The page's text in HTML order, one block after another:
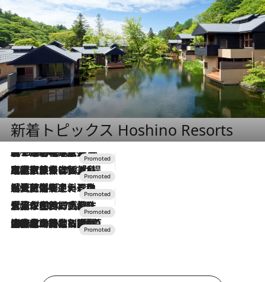
新着トピックス Hoshino Resorts
2026.8.7
【トンボの足水浴】ヒノキの香りに包まれて涼感マックス！約13℃の湧水かけ流しを避暑地「星野温泉 トンボの湯」で体験
2026.7.31
【ホテル帰省】という選択肢をOMOが提案。家族とほどよい距離を保つには「昼は実家、夜は気兼ねなくホテルで！」
2026.7.24
【夏限定ディナーコース】旬を迎える稚鮎や花ズッキーニなどをイタリア・トスカーナの郷土料理の手法で満喫！
2026.7.17
「土佐和ハーブかき氷」がOMO7高知に登場！生姜、山椒、大葉など目にも舌にも涼を呼ぶ郷土の味
2026.7.10
NEW OPEN！【界 草津】名湯の地に誕生。趣の異なる2種の温泉と上州ならではの会席・蕎麦割烹など美食を味わう究極の癒やし旅